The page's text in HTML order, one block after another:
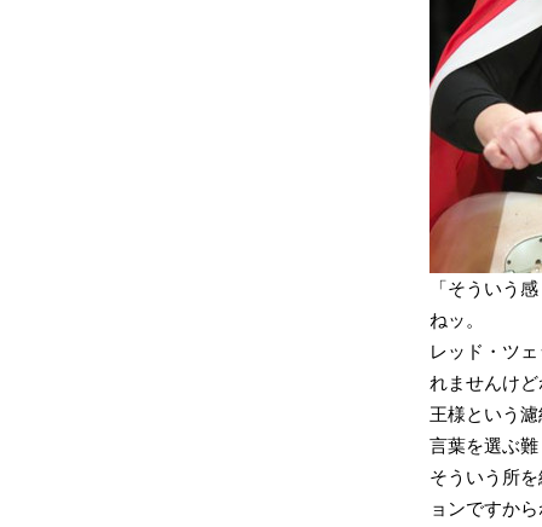
「そういう
ねッ。
レッド・ツ
れませんけ
王様という
言葉を選ぶ
そういう所
ョンですか